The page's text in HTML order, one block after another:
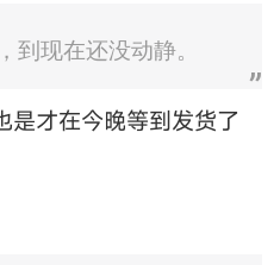
到现在还没动静。
是才在今晚等到发货了